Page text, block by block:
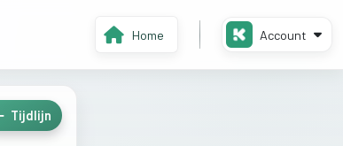
Home Account
Tijdlijn